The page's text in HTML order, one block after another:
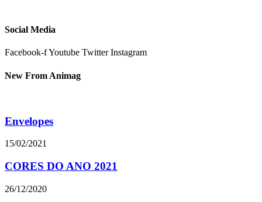
Social Media
Facebook-fYoutube Twitter Instagram
New From Animag
Envelopes
15/02/2021
CORES DO ANO 2021
26/12/2020